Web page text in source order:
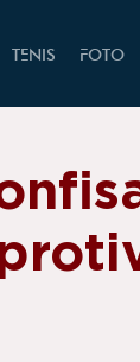
TENIS FOTO